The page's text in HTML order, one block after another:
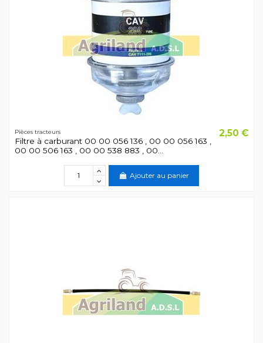
Pièces tracteurs
Filtre à carburant 00 00 056 136 , 00 00 056 163 ,
00 00 506 163 , 00 00 538 883 , 00...
2,50 €
Ajouter au panier